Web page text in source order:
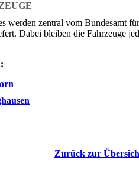
werden zentral vom Bundesamt
Dabei bleiben die Fahrzeuge
Zurück zur